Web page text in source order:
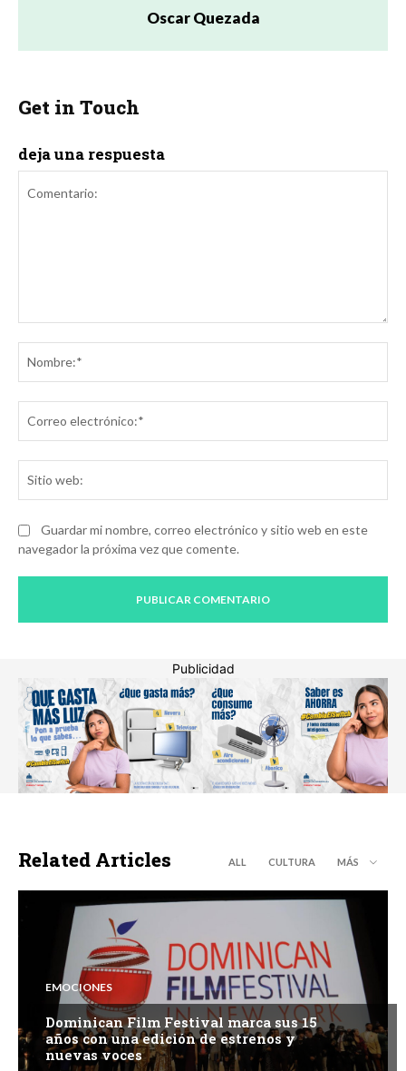
Oscar Quezada
Get in Touch
deja una respuesta
Guardar mi nombre, correo electrónico y sitio web en este
navegador la próxima vez que comente.
Publicidad
Related Articles ALL CULTURA MÁS
EMOCIONES
Dominican Film Festival marca sus 15
años con una edición de estrenos y
nuevas voces